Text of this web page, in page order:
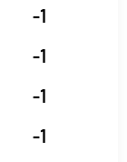
-1
-1
-1
-1